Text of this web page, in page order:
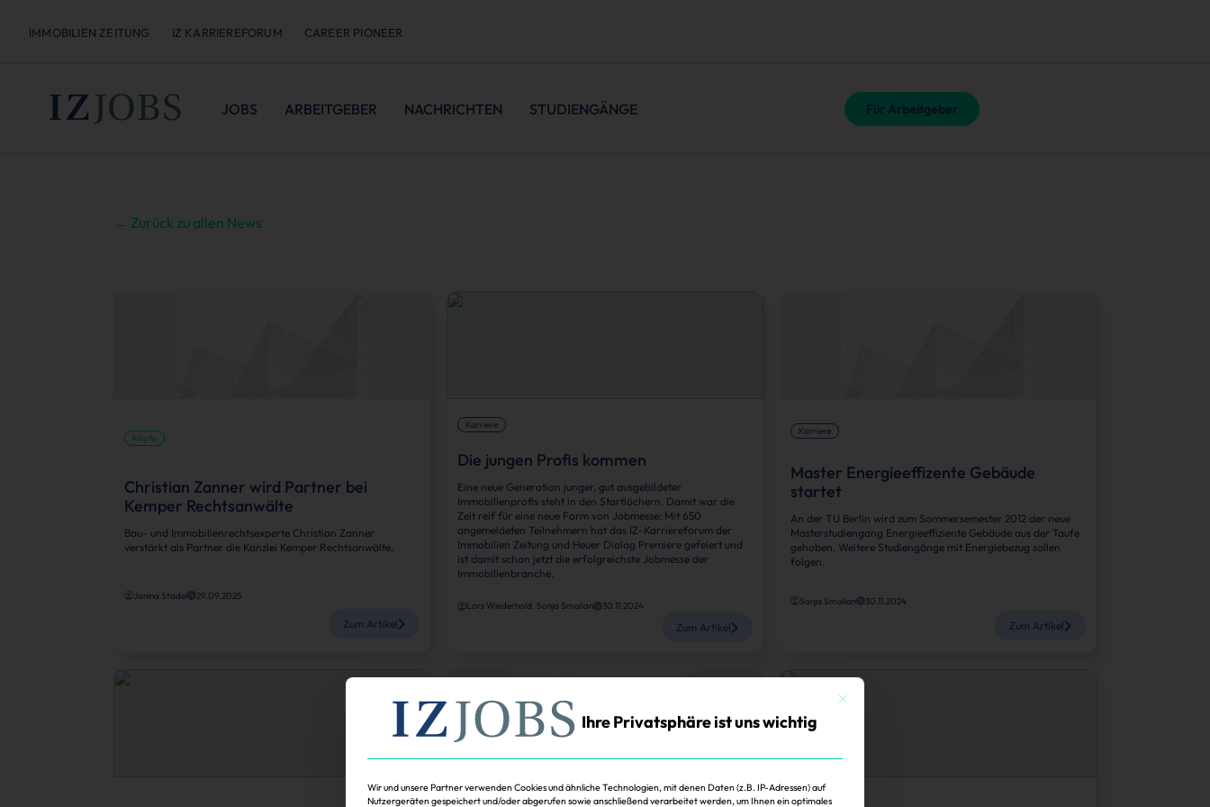
IMMOBILIEN ZEITUNG IZ KARRIEREFORUM CAREER PIONEER
JOBS ARBEITGEBER NACHRICHTEN STUDIENGÄNGE Für Arbeitgeber
← Zurück zu allen News
Köpfe
Christian Zanner wird Partner bei
Kemper Rechtsanwälte
Bau- und Immobilienrechtsexperte Christian Zanner
verstärkt als Partner die Kanzlei Kemper Rechtsanwälte.
Janina Stadel 29.09.2025
Zum Artikel
Karriere
Die jungen Profis kommen
Eine neue Generation junger, gut ausgebildeter
Immobilienprofis steht in den Startlöchern. Damit war die
Zeit reif für eine neue Form von Jobmesse: Mit 650
angemeldeten Teilnehmern hat das IZ-Karriereforum der
Immobilien Zeitung und Heuer Dialog Premiere gefeiert und
ist damit schon jetzt die erfolgreichste Jobmesse der
Immobilienbranche.
Lars Wiederhold, Sonja Smalian 30.11.2024
Zum Artikel
Karriere
Master Energieeffizente Gebäude
startet
An der TU Berlin wird zum Sommersemester 2012 der neue
Masterstudiengang Energieeffiziente Gebäude aus der Taufe
gehoben. Weitere Studiengänge mit Energiebezug sollen
folgen.
Sonja Smalian 30.11.2024
Zum Artikel
Karriere
Mit diesem Button wird der Dialog geschlossen. Seine Funktionalität ist identisch mit der
Ihre Privatsphäre ist uns wichtig
Wir und unsere Partner verwenden Cookies und ähnliche Technologien, mit denen Daten (z.B. IP-Adressen) auf
Nutzergeräten gespeichert und/oder abgerufen sowie anschließend verarbeitet werden, um Ihnen ein optimales